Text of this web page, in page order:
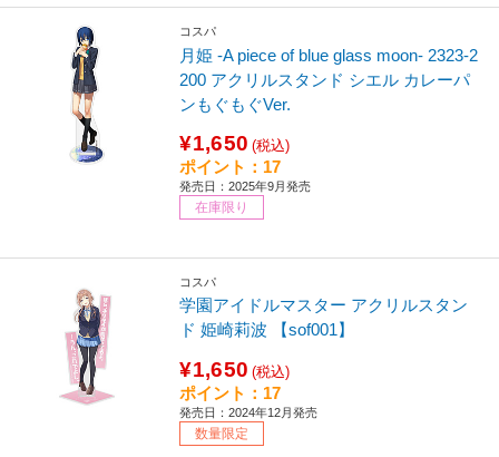
コスパ
月姫 -A piece of blue glass moon- 2323-2
200 アクリルスタンド シエル カレーパ
ンもぐもぐVer.
¥1,650 (税込)
ポイント：17
発売日：2025年9月発売
在庫限り
コスパ
学園アイドルマスター アクリルスタン
ド 姫崎莉波 【sof001】
¥1,650 (税込)
ポイント：17
発売日：2024年12月発売
数量限定